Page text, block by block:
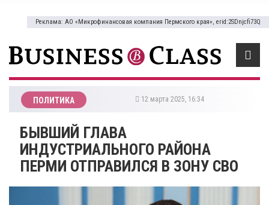
Реклама: АО «Микрофинансовая компания Пермского края», erid:2SDnjcfi73Q
ПОЛИТИКА 12 марта 2025, 16:34
БЫВШИЙ ГЛАВА
ИНДУСТРИАЛЬНОГО РАЙОНА
ПЕРМИ ОТПРАВИЛСЯ В ЗОНУ СВО